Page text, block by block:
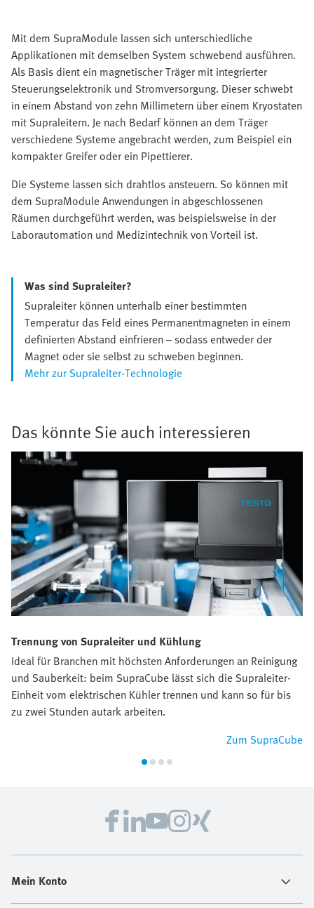
Mit dem SupraModule lassen sich unterschiedliche
Applikationen mit demselben System schwebend ausführen.
Als Basis dient ein magnetischer Träger mit integrierter
Steuerungselektronik und Stromversorgung. Dieser schwebt
in einem Abstand von zehn Millimetern über einem Kryostaten
mit Supraleitern. Je nach Bedarf können an dem Träger
verschiedene Systeme angebracht werden, zum Beispiel ein
kompakter Greifer oder ein Pipettierer.
Die Systeme lassen sich drahtlos ansteuern. So können mit
dem SupraModule Anwendungen in abgeschlossenen
Räumen durchgeführt werden, was beispielsweise in der
Laborautomation und Medizintechnik von Vorteil ist.
Was sind Supraleiter?
Supraleiter können unterhalb einer bestimmten
Temperatur das Feld eines Permanentmagneten in einem
definierten Abstand einfrieren – sodass entweder der
Magnet oder sie selbst zu schweben beginnen.
Mehr zur Supraleiter-Technologie
Das könnte Sie auch interessieren
Trennung von Supraleiter und Kühlung
Ideal für Branchen mit höchsten Anforderungen an Reinigung
und Sauberkeit: beim SupraCube lässt sich die Supraleiter-
Einheit vom elektrischen Kühler trennen und kann so für bis
zu zwei Stunden autark arbeiten.
Zum SupraCube
Mein Konto